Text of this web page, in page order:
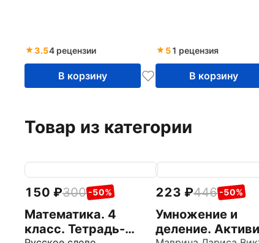
3.54 рецензии
В корзину
51 рецензия
В корзину
Товар из категории
150 300 -50%
Математика. 4
класс. Тетрадь-
223 446 -50%
Умножение и
деление.